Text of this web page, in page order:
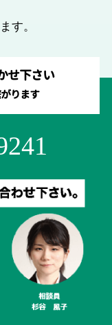
す。
せ下さい
ります